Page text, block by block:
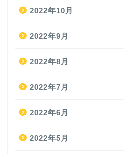
2022年10月
2022年9月
2022年8月
2022年7月
2022年6月
2022年5月